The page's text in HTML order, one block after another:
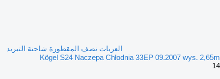
العربات نصف المقطورة شاحنة التبريد
Kögel S24 Naczepa Chłodnia 33EP 09.2007 wys. 2,65m
14